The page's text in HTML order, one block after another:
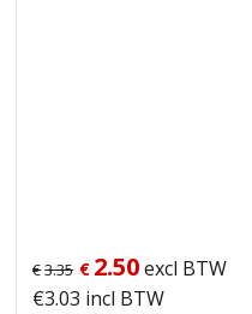
€3.35 € 2.50excl BTW
€3.03 incl BTW